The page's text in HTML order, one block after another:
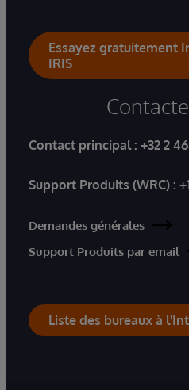
Essayez gratuitement
IRIS
Contact principal : +32 2
Support Produits (WRC) :
Demandes générales
Support Produits par email
Liste des bureaux à